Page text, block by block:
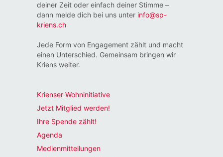
deiner Zeit oder einfach deiner Stimme –
dann melde dich bei uns unter info@sp-
kriens.ch
Jede Form von Engagement zählt und macht
einen Unterschied. Gemeinsam bringen wir
Kriens weiter.
Krienser Wohninitiative
Jetzt Mitglied werden!
Ihre Spende zählt!
Agenda
Medienmitteilungen